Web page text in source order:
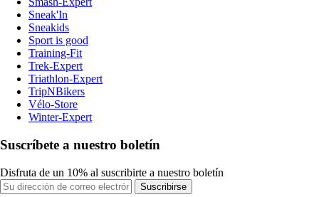
Sneak'In
Sneakids
Sport is good
Training-Fit
Trek-Expert
Triathlon-Expert
TripNBikers
Vélo-Store
Winter-Expert
Suscríbete a nuestro boletín
Disfruta de un 10% al suscribirte a nuestro boletín
Suscribirse